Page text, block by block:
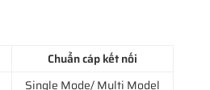
Chuẩn cáp kết nối
Single Mode/ Multi Model